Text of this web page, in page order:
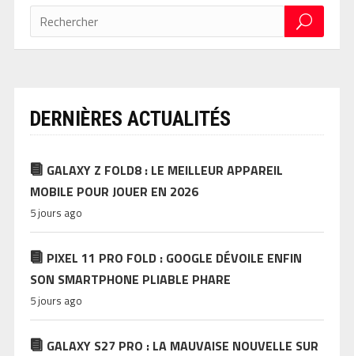
DERNIÈRES ACTUALITÉS
GALAXY Z FOLD8 : LE MEILLEUR APPAREIL
MOBILE POUR JOUER EN 2026
5 jours ago
PIXEL 11 PRO FOLD : GOOGLE DÉVOILE ENFIN
SON SMARTPHONE PLIABLE PHARE
5 jours ago
GALAXY S27 PRO : LA MAUVAISE NOUVELLE SUR